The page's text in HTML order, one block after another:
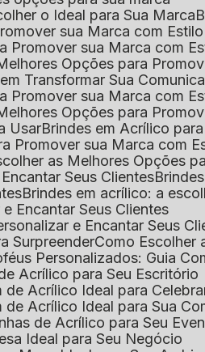
o Ideal para Sua Marca
sua Marca com Estilo
Promover sua Marca com
Opções para
Transformar Sua
Promover sua Marca com
Opções para
Usar
Brindes em Acrílico
Promover sua Marca com
as Melhores Opções
Seus Clientes
Brindes em acrílico: a
Encantar Seus Clientes
e Encantar Seus
Surpreender
Como
Personalizados: Guia
Acrílico para Seu Escritório
de Acrílico Ideal para
de Acrílico Ideal para Sua
de Acrílico para Seu
Ideal para Seu Negócio